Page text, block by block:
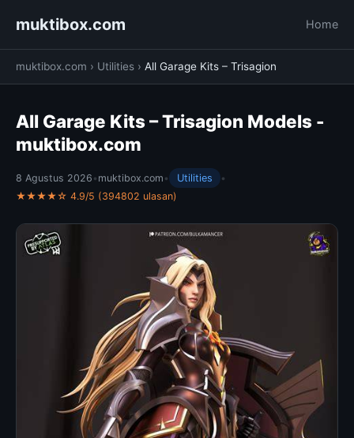
muktibox.com Home
muktibox.com › Utilities › All Garage Kits – Trisagion
All Garage Kits – Trisagion Models -
muktibox.com
8 Agustus 2026 • muktibox.com • Utilities
•
★★★★☆ 4.9/5 (394802 ulasan)